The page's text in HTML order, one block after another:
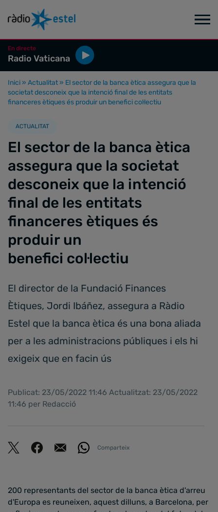
En directe
Radio Vaticana
Inici » Actualitat » El sector de la banca ètica assegura que la
societat desconeix que la intenció final de les entitats
financeres ètiques és produir un benefici col·lectiu
ACTUALITAT
El sector de la banca ètica
assegura que la societat
desconeix que la intenció
final de les entitats
financeres ètiques és
produir un
benefici col·lectiu
El director de la Fundació Finances
Ètiques, Jordi Ibáñez, assegura a Ràdio
Estel que la banca ètica és una bona aliada
per a les administracions públiques i els hi
exigeix que en facin ús
Publicat: 23/05/2022 11:46 Actualitzat: 23/05/2022
11:46 per Redacció
Comparteix
200 representants del sector de la banca ètica d'arreu
d'Europa es reuneixen, aquest dilluns, a Barcelona, per